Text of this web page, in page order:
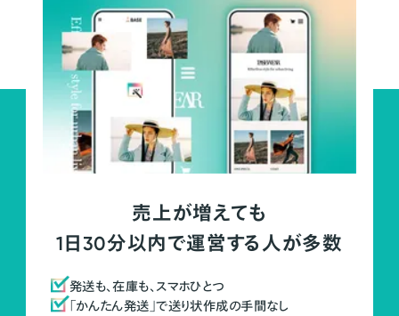
売上が増えても
1日30分以内で運営する人が多数
発送も、在庫も、スマホひとつ
「かんたん発送」で送り状作成の手間なし